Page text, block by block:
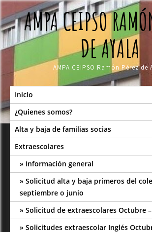
Skip
to
contentAMPA CEIPSO
DE AYALA
AMPA CEIPSO Ramón Pérez de
Inicio
¿Quienes somos?
Alta y baja de familias socias
Extraescolares
Información general
Solicitud alta y baja primeros del
septiembre o junio
Solicitud de extraescolares Octubre
Solicitudes extraescolar Inglés